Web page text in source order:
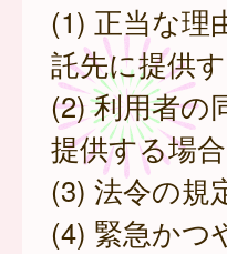
(1) 正当な理
託先に提供
(2) 利用者の
提供する場合
(3) 法令の規
(4) 緊急かつ